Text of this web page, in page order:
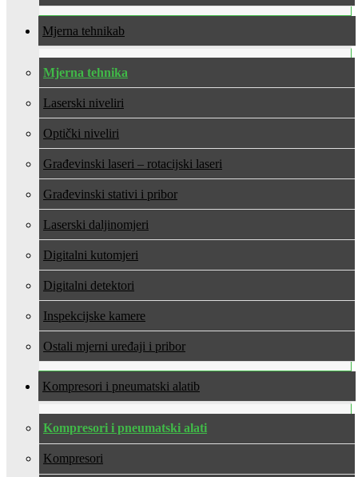
Mjerna tehnika
Mjerna tehnika
Laserski niveliri
Optički niveliri
Građevinski laseri – rotacijski laseri
Građevinski stativi i pribor
Laserski daljinomjeri
Digitalni kutomjeri
Digitalni detektori
Inspekcijske kamere
Ostali mjerni uređaji i pribor
Kompresori i pneumatski alati
Kompresori i pneumatski alati
Kompresori